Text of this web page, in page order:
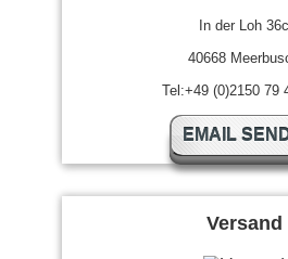
In der Loh 36c
40668
Tel:+49 (0)2150 79
EMAIL
Versand